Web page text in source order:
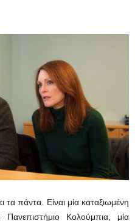
τα πάντα. Είναι μία καταξιωμένη
Κολούμπια, μία